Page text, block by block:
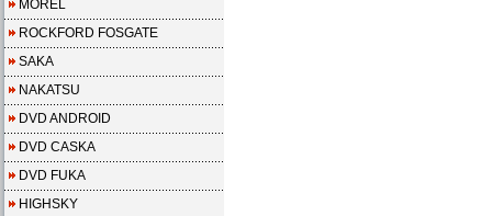
MOREL
ROCKFORD FOSGATE
SAKA
NAKATSU
DVD ANDROID
DVD CASKA
DVD FUKA
HIGHSKY